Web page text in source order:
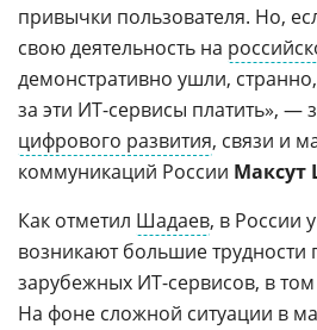
привычки пользователя. Но,
свою деятельность на
демонстративно ушли,
за эти ИТ-сервисы платить», —
цифрового развития, связи и
коммуникаций России Максут
Как отметил Шадаев, в России
возникают большие трудности
зарубежных ИТ-сервисов, в
На фоне сложной ситуации в